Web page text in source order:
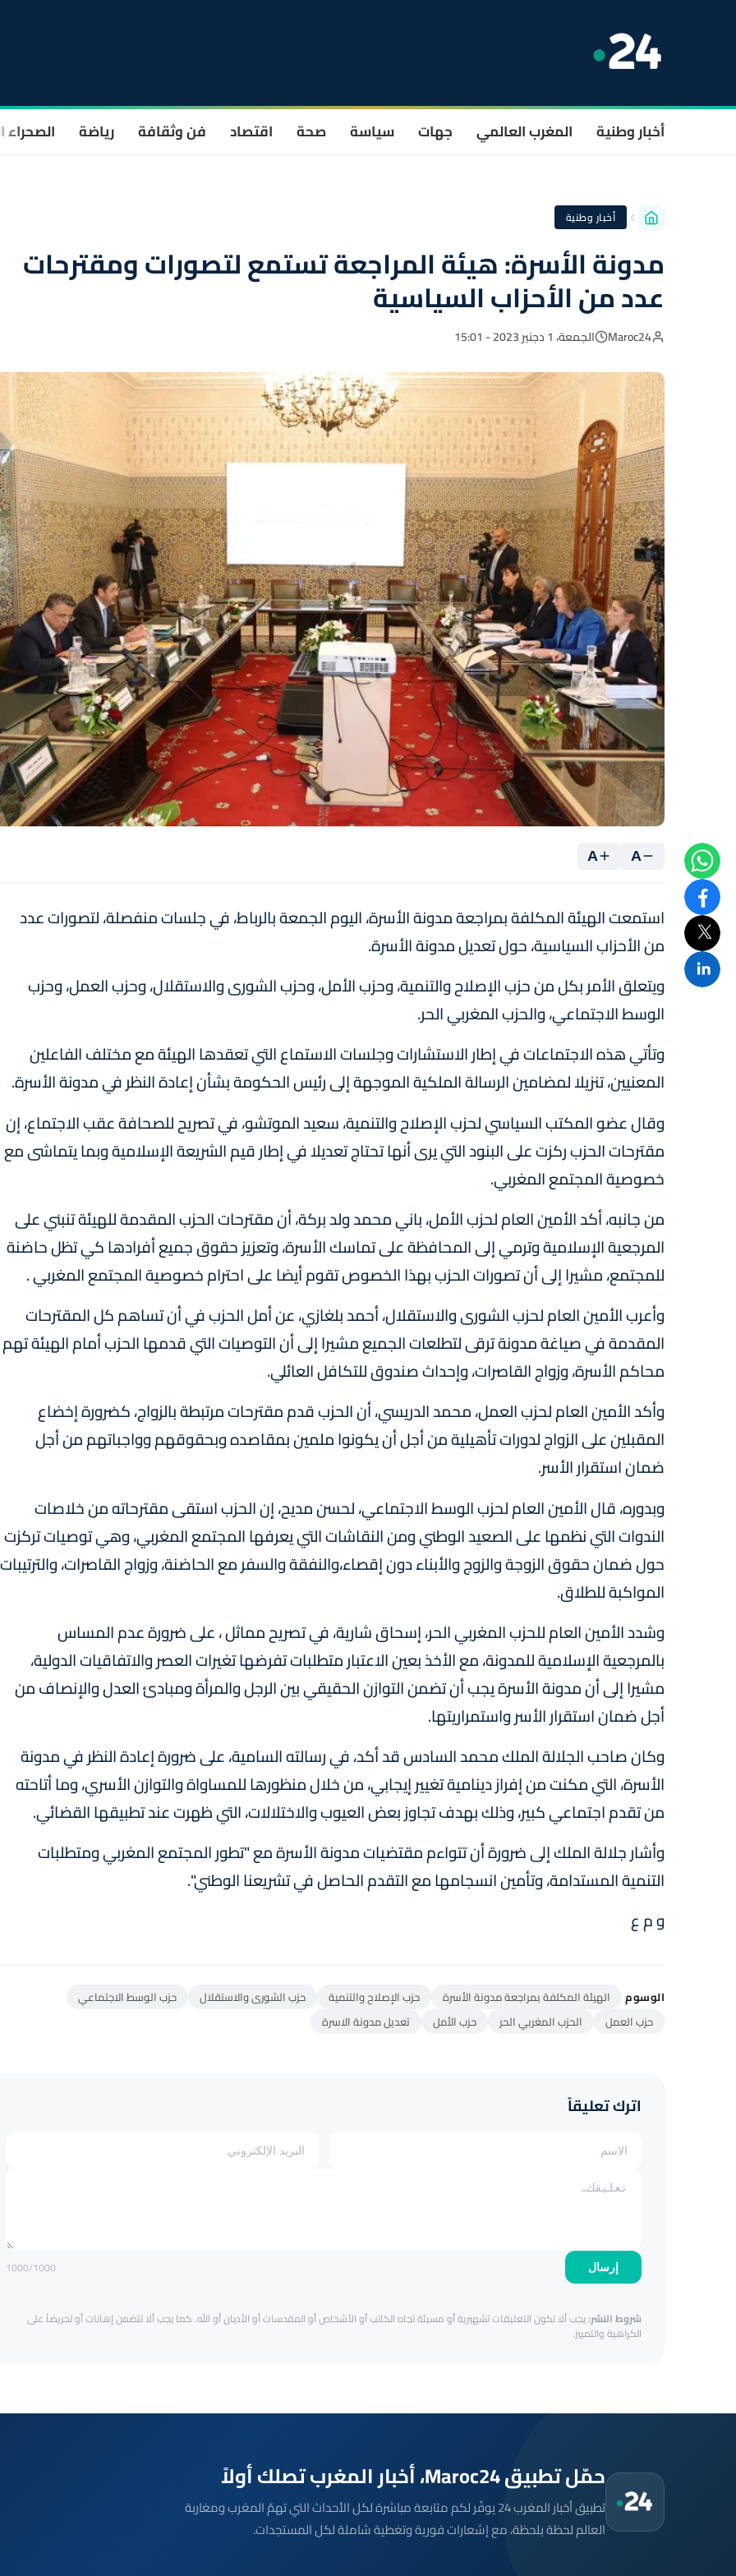
أخبار وطنية المغرب العالمي جهات سياسة صحة اقتصاد فن وثقافة رياضة الصحراء
أخبار وطنية
مدونة الأسرة: هيئة المراجعة تستمع لتصورات ومقترحات
عدد من الأحزاب السياسية
Maroc24 الجمعة، 1 دجنبر 2023 - 15:01
A
A
استمعت الهيئة المكلفة بمراجعة مدونة الأسرة، اليوم الجمعة بالرباط، في جلسات منفصلة، لتصورات عدد
من الأحزاب السياسية، حول تعديل مدونة الأسرة.
ويتعلق الأمر بكل من حزب الإصلاح والتنمية، وحزب الأمل، وحزب الشورى والاستقلال، وحزب العمل، وحزب
الوسط الاجتماعي، والحزب المغربي الحر.
وتأتي هذه الاجتماعات في إطار الاستشارات وجلسات الاستماع التي تعقدها الهيئة مع مختلف الفاعلين
المعنيين، تنزيلا لمضامين الرسالة الملكية الموجهة إلى رئيس الحكومة بشأن إعادة النظر في مدونة الأسرة.
وقال عضو المكتب السياسي لحزب الإصلاح والتنمية، سعيد الموتشو، في تصريح للصحافة عقب الاجتماع، إن
مقترحات الحزب ركزت على البنود التي يرى أنها تحتاج تعديلا في إطار قيم الشريعة الإسلامية وبما يتماشى مع
خصوصية المجتمع المغربي.
من جانبه، أكد الأمين العام لحزب الأمل، باني محمد ولد بركة، أن مقترحات الحزب المقدمة للهيئة تنبني على
المرجعية الإسلامية وترمي إلى المحافظة على تماسك الأسرة، وتعزيز حقوق جميع أفرادها كي تظل حاضنة
للمجتمع، مشيرا إلى أن تصورات الحزب بهذا الخصوص تقوم أيضا على احترام خصوصية المجتمع المغربي .
وأعرب الأمين العام لحزب الشورى والاستقلال، أحمد بلغازي، عن أمل الحزب في أن تساهم كل المقترحات
المقدمة في صياغة مدونة ترقى لتطلعات الجميع مشيرا إلى أن التوصيات التي قدمها الحزب أمام الهيئة تهم
محاكم الأسرة، وزواج القاصرات، وإحداث صندوق للتكافل العائلي.
وأكد الأمين العام لحزب العمل، محمد الدريسي، أن الحزب قدم مقترحات مرتبطة بالزواج، كضرورة إخضاع
المقبلين على الزواج لدورات تأهيلية من أجل أن يكونوا ملمين بمقاصده وبحقوقهم وواجباتهم من أجل
ضمان استقرار الأسر.
وبدوره، قال الأمين العام لحزب الوسط الاجتماعي، لحسن مديح، إن الحزب استقى مقترحاته من خلاصات
الندوات التي نظمها على الصعيد الوطني ومن النقاشات التي يعرفها المجتمع المغربي، وهي توصيات تركزت
حول ضمان حقوق الزوجة والزوج والأبناء دون إقصاء،والنفقة والسفر مع الحاضنة، وزواج القاصرات، والترتيبات
المواكبة للطلاق.
وشدد الأمين العام للحزب المغربي الحر، إسحاق شارية، في تصريح مماثل ، على ضرورة عدم المساس
بالمرجعية الإسلامية للمدونة، مع الأخذ بعين الاعتبار متطلبات تفرضها تغيرات العصر والاتفاقيات الدولية،
مشيرا إلى أن مدونة الأسرة يجب أن تضمن التوازن الحقيقي بين الرجل والمرأة ومبادئ العدل والإنصاف من
أجل ضمان استقرار الأسر واستمراريتها.
وكان صاحب الجلالة الملك محمد السادس قد أكد، في رسالته السامية، على ضرورة إعادة النظر في مدونة
الأسرة، التي مكنت من إفراز دينامية تغيير إيجابي، من خلال منظورها للمساواة والتوازن الأسري، وما أتاحته
من تقدم اجتماعي كبير، وذلك بهدف تجاوز بعض العيوب والاختلالات، التي ظهرت عند تطبيقها القضائي.
وأشار جلالة الملك إلى ضرورة أن تتواءم مقتضيات مدونة الأسرة مع "تطور المجتمع المغربي ومتطلبات
التنمية المستدامة، وتأمين انسجامها مع التقدم الحاصل في تشريعنا الوطني".
و م ع
الوسوم الهيئة المكلفة بمراجعة مدونة الأسرة حزب الإصلاح والتنمية حزب الشورى والاستقلال
حزب الوسط الاجتماعي
حزب العمل
الحزب المغربي الحر حزب الأمل تعديل مدونة الاسرة
اترك تعليقاً
إرسال 1000/1000
شروط النشر:يجب ألا تكون التعليقات تشهيرية أو مسيئة تجاه الكاتب أو الأشخاص أو المقدسات أو الأديان أو الله. كما يجب ألا تتضمن إهانات أو تحريضاً على
الكراهية والتمييز.
حمّل تطبيق Maroc24، أخبار المغرب تصلك أولاً
تطبيق أخبار المغرب 24 يوفّر لكم متابعة مباشرة لكل الأحداث التي تهمّ المغرب ومغاربة
العالم لحظة بلحظة، مع إشعارات فورية وتغطية شاملة لكل المستجدات.